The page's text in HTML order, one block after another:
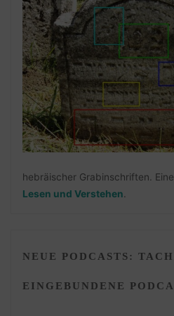
hebräischer Grabinschriften.
Lesen und Verstehen.
NEUE PODCASTS:
EINGEBUNDENE